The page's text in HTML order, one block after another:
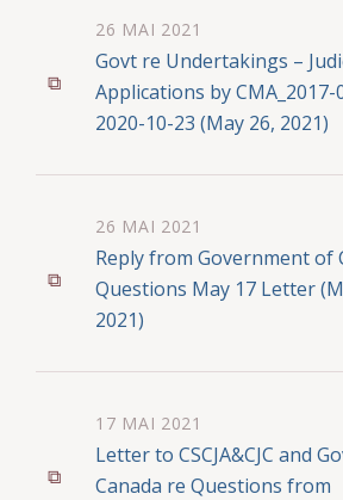
26 MAI 2021
Govt re Undertakings –
Applications by CMA_2017-
2020-10-23 (May 26, 2021)
26 MAI 2021
Reply from Government of
Questions May 17 Letter
2021)
17 MAI 2021
Letter to CSCJA&CJC and
Canada re Questions from